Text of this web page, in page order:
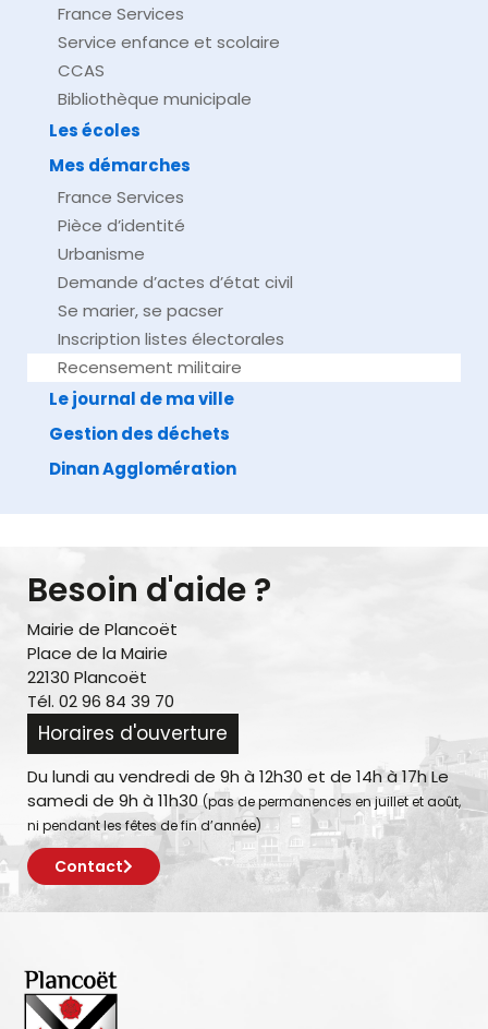
France Services
Service enfance et scolaire
CCAS
Bibliothèque municipale
Les écoles
Mes démarches
France Services
Pièce d’identité
Urbanisme
Demande d’actes d’état civil
Se marier, se pacser
Inscription listes électorales
Recensement militaire
Le journal de ma ville
Gestion des déchets
Dinan Agglomération
Besoin d'aide ?
Mairie de Plancoët
Place de la Mairie
22130 Plancoët
Tél. 02 96 84 39 70
Horaires d'ouverture
Du lundi au vendredi de 9h à 12h30 et de 14h à 17h Le
samedi de 9h à 11h30 (pas de permanences en juillet et août,
ni pendant les fêtes de fin d’année)
Contact